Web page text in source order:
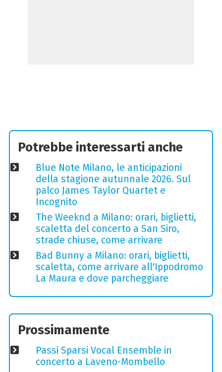
Potrebbe interessarti anche
Blue Note Milano, le anticipazioni
della stagione autunnale 2026. Sul
palco James Taylor Quartet e
Incognito
The Weeknd a Milano: orari, biglietti,
scaletta del concerto a San Siro,
strade chiuse, come arrivare
Bad Bunny a Milano: orari, biglietti,
scaletta, come arrivare all'Ippodromo
La Maura e dove parcheggiare
Prossimamente
Passi Sparsi Vocal Ensemble in
concerto a Laveno-Mombello